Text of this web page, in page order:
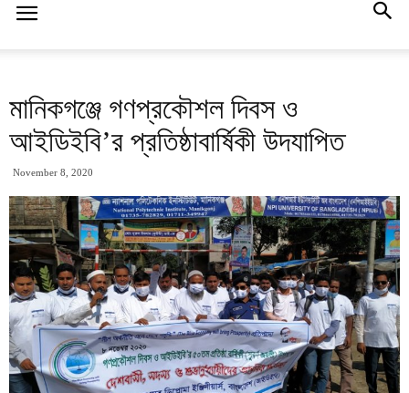
মানিকগঞ্জে গণপ্রকৌশল দিবস ও
আইডিইবি’র প্রতিষ্ঠাবার্ষিকী উদযাপিত
November 8, 2020